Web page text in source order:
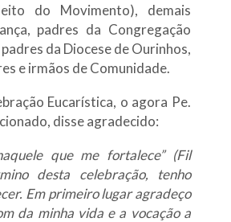
do Movimento), demais
padres da Congregação
da Diocese de Ourinhos,
e irmãos de Comunidade.
Eucarística, o agora Pe.
disse agradecido:
que me fortalece” (Fil
desta celebração, tenho
Em primeiro lugar agradeço
da minha vida e a vocação a